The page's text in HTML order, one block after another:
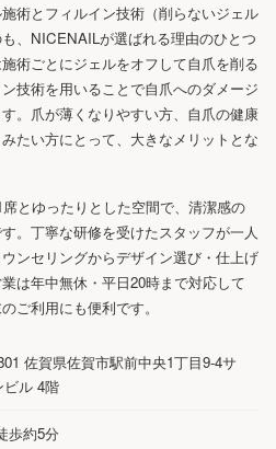
術とフィルイン技術（削らないジェル
、NICENAILが選ばれる理由のひとつ
術ごとにジェルをオフして自爪を削る
技術を用いることで自爪へのダメージ
。爪が薄くなりやすい方、自爪の健康
たい方にとって、大きなメリットとな
とゆったりとした空間で、清潔感の
。丁寧な研修を受けたスタッフが一人
ンセリングからデザイン選び・仕上げ
は年中無休・平日20時まで対応して
ご利用にも便利です。
佐賀県佐賀市駅前中央1丁目9-4サ
ビル 4階
歩約5分